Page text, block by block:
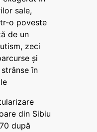
sale,
o poveste
de un
zeci
și
în
din Sibiu
după